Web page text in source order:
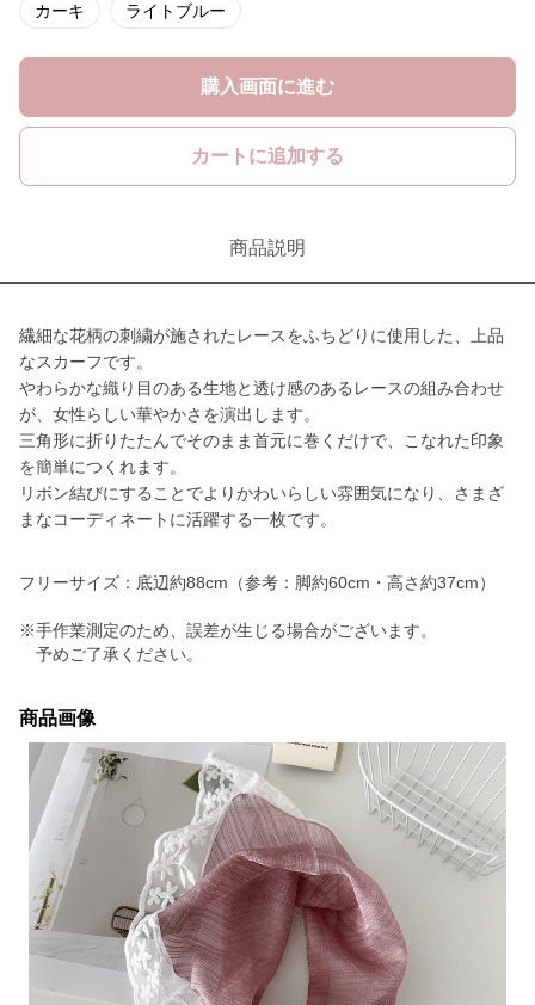
カーキ ライトブルー
購入画面に進む
カートに追加する
商品説明
繊細な花柄の刺繍が施されたレースをふちどりに使用した、上品
なスカーフです。
やわらかな織り目のある生地と透け感のあるレースの組み合わせ
が、女性らしい華やかさを演出します。
三角形に折りたたんでそのまま首元に巻くだけで、こなれた印象
を簡単につくれます。
リボン結びにすることでよりかわいらしい雰囲気になり、さまざ
まなコーディネートに活躍する一枚です。
フリーサイズ：底辺約88cm（参考：脚約60cm・高さ約37cm）
※手作業測定のため、誤差が生じる場合がございます。
予めご了承ください。
商品画像